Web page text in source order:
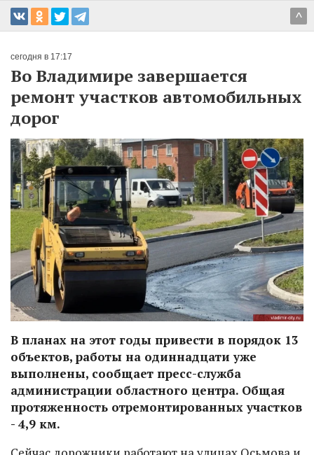
^
сегодня в 17:17
Во Владимире завершается
ремонт участков автомобильных
дорог
В планах на этот годы привести в порядок 13
объектов, работы на одиннадцати уже
выполнены, сообщает пресс-служба
администрации областного центра. Общая
протяженность отремонтированных участков
- 4,9 км.